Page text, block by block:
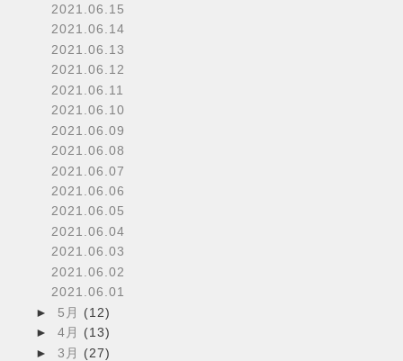
2021.06.15
2021.06.14
2021.06.13
2021.06.12
2021.06.11
2021.06.10
2021.06.09
2021.06.08
2021.06.07
2021.06.06
2021.06.05
2021.06.04
2021.06.03
2021.06.02
2021.06.01
► 5月 (12)
►4月 (13)
►3月 (27)